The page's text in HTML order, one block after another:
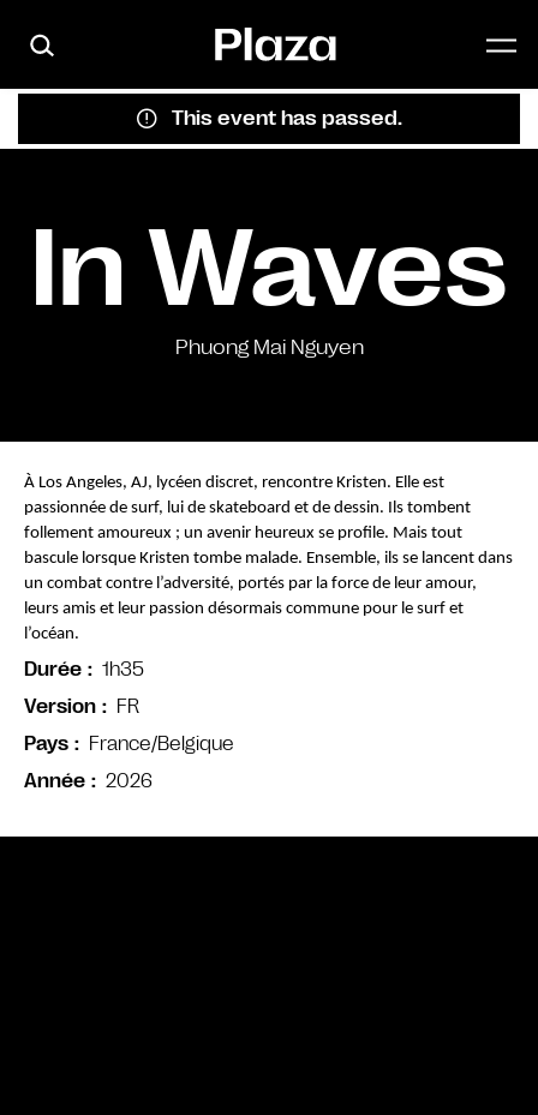
This event has passed.
In Waves
Phuong Mai Nguyen
À Los Angeles, AJ, lycéen discret, rencontre Kristen. Elle est
passionnée de surf, lui de skateboard et de dessin. Ils tombent
follement amoureux ; un avenir heureux se profile. Mais tout
bascule lorsque Kristen tombe malade. Ensemble, ils se lancent dans
un combat contre l’adversité, portés par la force de leur amour,
leurs amis et leur passion désormais commune pour le surf et
l’océan.
Durée
1h35
Version
FR
Pays
France/Belgique
Année
2026